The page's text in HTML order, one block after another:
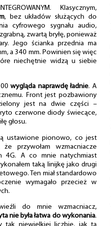
Klasycznym,
, bez układów służących do
cyfrowego sygnału audio,
zwartą bryłę, ponieważ
Jego ścianka przednia ma
a 340 mm. Powinien się więc
niechętnie widzą u siebie
wygląda naprawdę ładnie. A
Front jest pozbawiony
jest na dwie części –
czerwone diody świecące,
głosu.
ustawione pionowo, co jest
przywołam wzmacniacze
4G. A co mnie natychmiast
taką linijkę jako drugi
Ten miał standardowo
wymagało przecież w
do mnie wzmacniacz,
nie była łatwa do wykonania.